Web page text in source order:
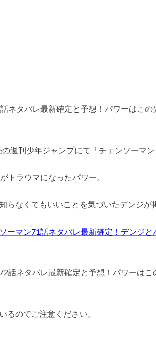
ネタバレ最新確定と予想！パワーはこ
週刊少年ジャンプにて「チェンソーマン
トラウマになったパワー。
らなくてもいいことを気づいたデンジが
ーマン71話ネタバレ最新確定！デンジと
話ネタバレ最新確定と予想！パワーは
るのでご注意ください。